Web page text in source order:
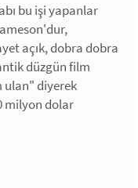
bu işi yapanlar
açık, dobra dobra
düzgün film
ulan" diyerek
milyon dolar